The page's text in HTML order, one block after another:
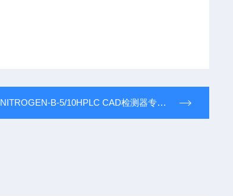
NITROGEN-B-5/10HPLC CAD检测器专用氮气发生器